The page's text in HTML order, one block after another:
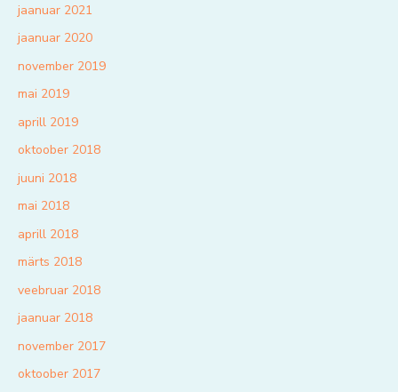
jaanuar 2021
jaanuar 2020
november 2019
mai 2019
aprill 2019
oktoober 2018
juuni 2018
mai 2018
aprill 2018
märts 2018
veebruar 2018
jaanuar 2018
november 2017
oktoober 2017